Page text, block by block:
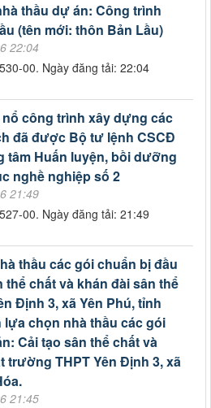
thầu dự án: Công trình
(tên mới: thôn Bản Lầu)
22:04
00. Ngày đăng tải: 22:04
nổ công trình xây dựng các
đã được Bộ tư lệnh CSCĐ
tâm Huấn luyện, bồi dưỡng
nghề nghiệp số 2
21:49
00. Ngày đăng tải: 21:49
thầu các gói chuẩn bị đầu
chất và khán đài sân thể
Định 3, xã Yên Phú, tỉnh
lựa chọn nhà thầu các gói
Cải tạo sân thể chất và
trường THPT Yên Định 3, xã
21:45